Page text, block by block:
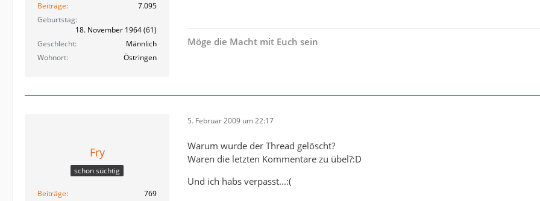
Beiträge
7.095
Geburtstag
18. November 1964 (61)
Geschlecht
Männlich
Wohnort
Östringen
Möge die Macht mit Euch sein
Fry
schon süchtig
Beiträge
769
5. Februar 2009 um 22:17
Warum wurde der Thread gelöscht?
Waren die letzten Kommentare zu übel?:D
Und ich habs verpasst...:(